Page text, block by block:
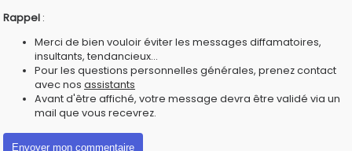
Rappel :
Merci de bien vouloir éviter les messages diffamatoires,
insultants, tendancieux...
Pour les questions personnelles générales, prenez contact
avec nos assistants
Avant d'être affiché, votre message devra être validé via un
mail que vous recevrez.